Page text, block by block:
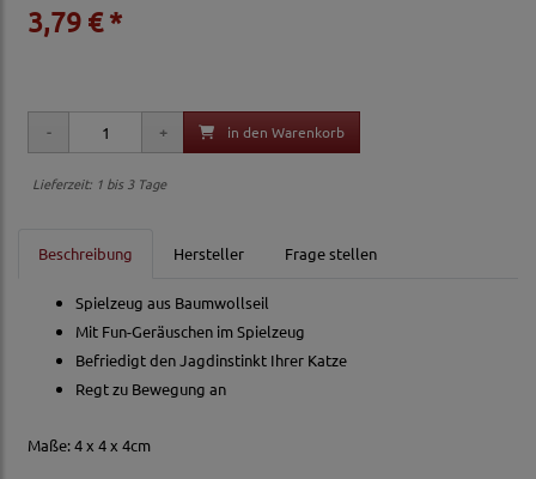
3,79 € *
in den Warenkorb
Lieferzeit: 1 bis 3 Tage
Beschreibung Hersteller Frage stellen
Spielzeug aus Baumwollseil
Mit Fun-Geräuschen im Spielzeug
Befriedigt den Jagdinstinkt Ihrer Katze
Regt zu Bewegung an
Maße: 4 x 4 x 4cm